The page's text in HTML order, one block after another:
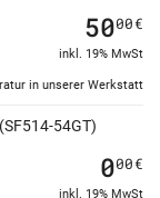
in unserer Werkstatt
5000€
inkl. 19% MwSt
54GT)
000€
inkl. 19% MwSt